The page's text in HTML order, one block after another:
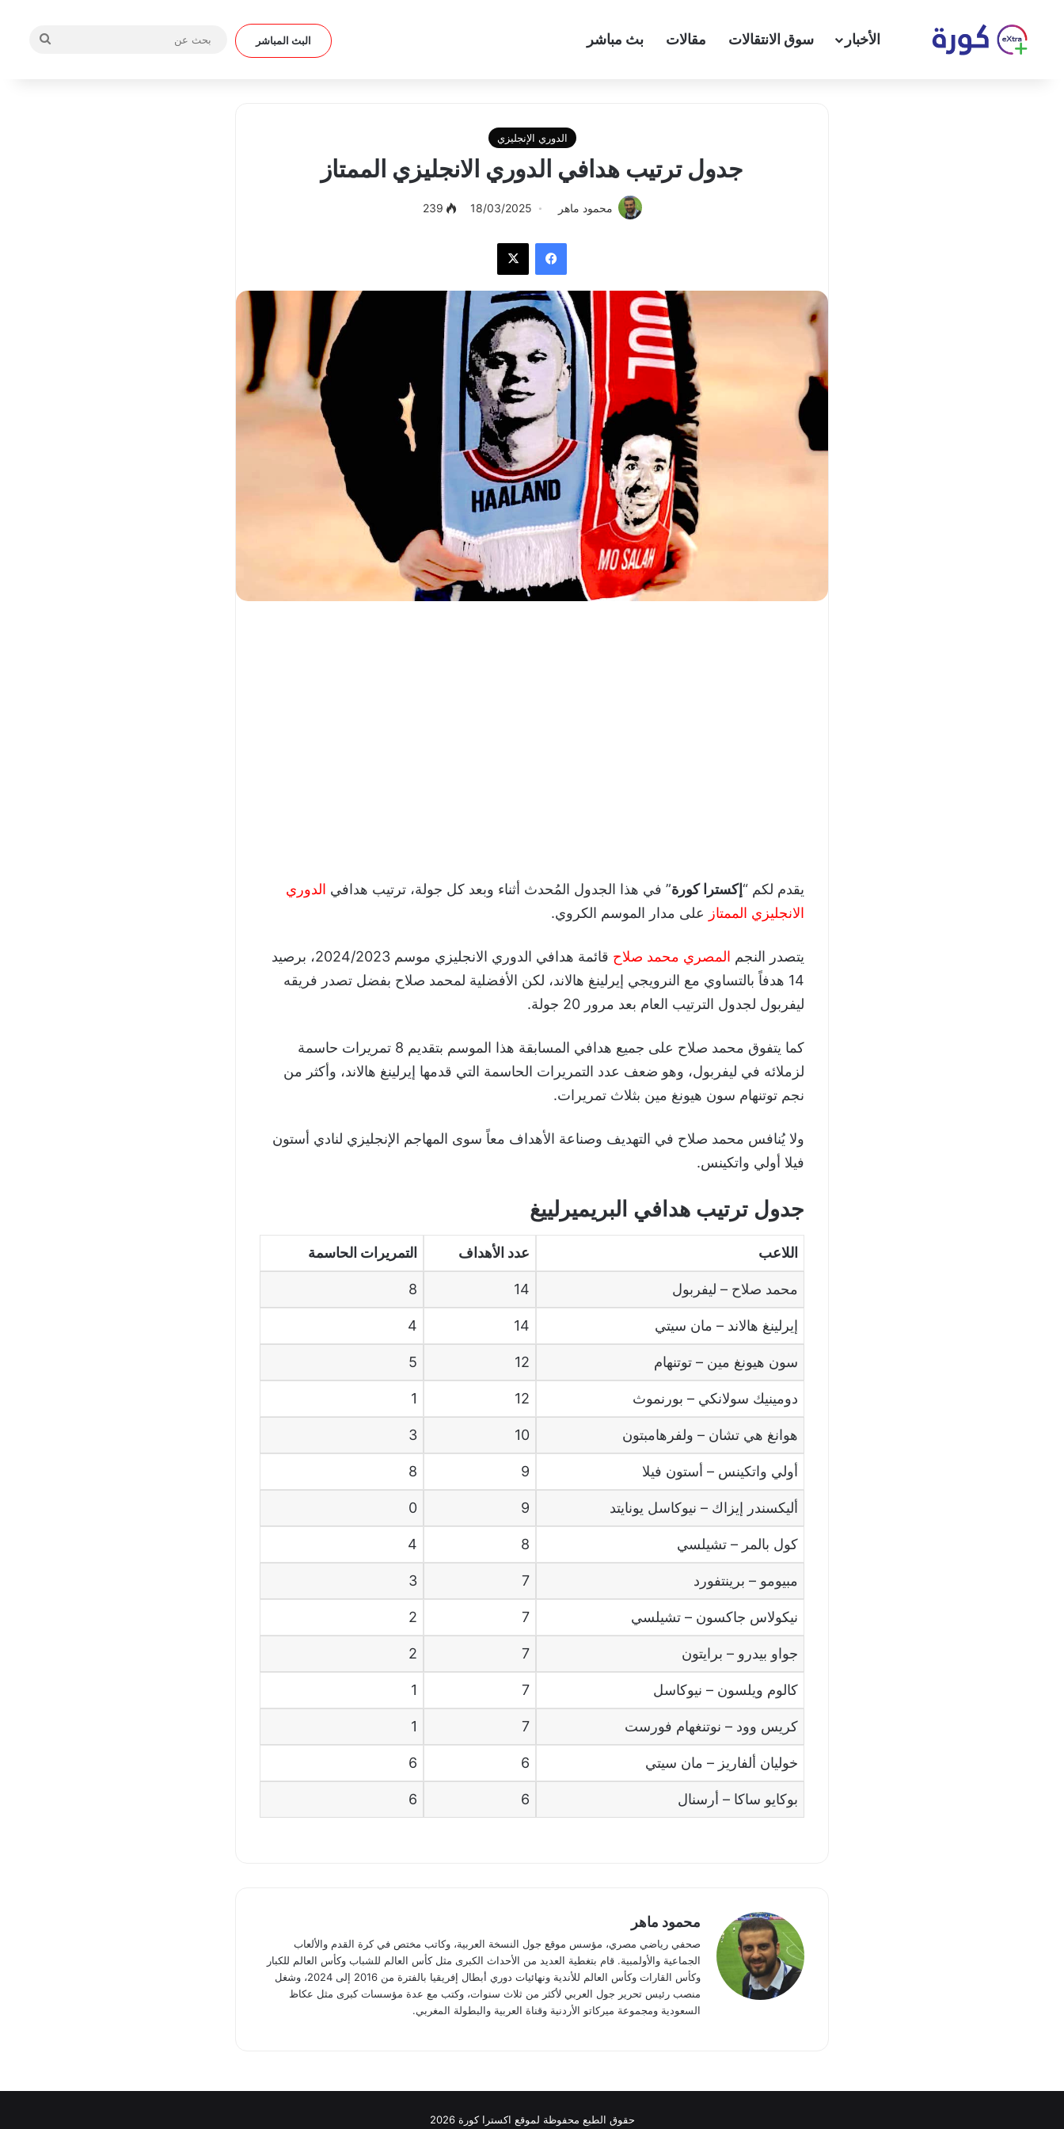
الأخبار سوق الانتقالات مقالات بث مباشر البث المباشر
الدوري الإنجليزي
جدول ترتيب هدافي الدوري الانجليزي الممتاز
محمود ماهر 18/03/2025
239
فيسبوك
يقدم لكم “إكسترا كورة” في هذا الجدول المُحدث أثناء وبعد كل جولة، ترتيب هدافي الدوري
الانجليزي الممتاز على مدار الموسم الكروي.
يتصدر النجم المصري محمد صلاح
قائمة هدافي الدوري الانجليزي موسم 2024/2023، برصيد
14 هدفاً بالتساوي مع النرويجي إيرلينغ هالاند، لكن الأفضلية لمحمد صلاح بفضل تصدر فريقه
ليفربول لجدول الترتيب العام بعد مرور 20 جولة.
كما يتفوق محمد صلاح على جميع هدافي المسابقة هذا الموسم بتقديم 8 تمريرات حاسمة
لزملائه في ليفربول، وهو ضعف عدد التمريرات الحاسمة التي قدمها إيرلينغ هالاند، وأكثر من
نجم توتنهام سون هيونغ مين بثلاث تمريرات.
ولا يُنافس محمد صلاح في التهديف وصناعة الأهداف معاً سوى المهاجم الإنجليزي لنادي أستون
فيلا أولي واتكينس.
جدول ترتيب هدافي البريميرلييغ
اللاعب عدد الأهداف التمريرات الحاسمة
محمد صلاح – ليفربول 14
8
إيرلينغ هالاند – مان سيتي 14
4
سون هيونغ مين –توتنهام 12
5
دومينيك سولانكي – بورنموث 12
1
هوانغ هي تشان – ولفرهامبتون 10
3
أولي واتكينس – أستون فيلا 9
8
أليكسندر إيزاك– نيوكاسل يونايتد 9
0
كول بالمر –تشيلسي 8
4
مبيومو – برينتفورد 7
3
نيكولاس جاكسون– تشيلسي 7
2
جواو بيدرو – برايتون 7
2
كالوم ويلسون – نيوكاسل 7
1
كريس وود– نوتنغهام فورست 7
1
خوليان ألفاريز– مان سيتي 6
6
بوكايو ساكا – أرسنال 6
6
محمود ماهر
صحفي رياضي مصري، مؤسس موقع جول النسخة العربية، وكاتب مختص في كرة القدم والألعاب
الجماعية والأولمبية. قام بتغطية العديد من الأحداث الكبرى مثل كأس العالم للشباب وكأس العالم للكبار
وكأس القارات وكأس العالم للأندية ونهائيات دوري أبطال إفريقيا بالفترة من 2016 إلى 2024، وشغل
منصب رئيس تحرير جول العربي لأكثر من ثلاث سنوات، وكتب مع عدة مؤسسات كبرى مثل عكاظ
السعودية ومجموعة ميركاتو الأردنية وقناة العربية والبطولة المغربي.
حقوق الطبع محفوظة لموقع اكسترا كورة 2026